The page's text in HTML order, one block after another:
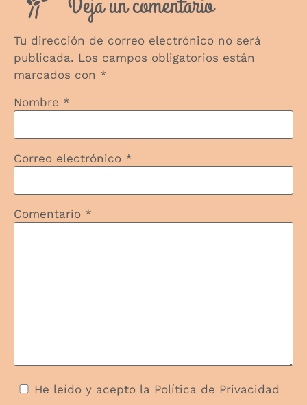
Tu dirección de correo electrónico no será
publicada. Los campos obligatorios están
marcados con *
Nombre *
Correo electrónico *
Comentario *
He leído y acepto la Política de Privacidad